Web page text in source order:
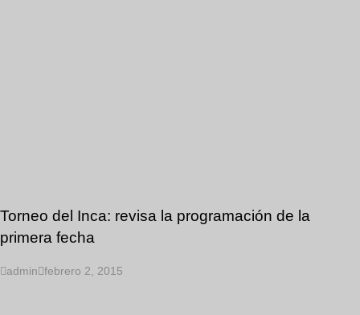
Torneo del Inca: revisa la programación de la
primera fecha
admin febrero 2, 2015